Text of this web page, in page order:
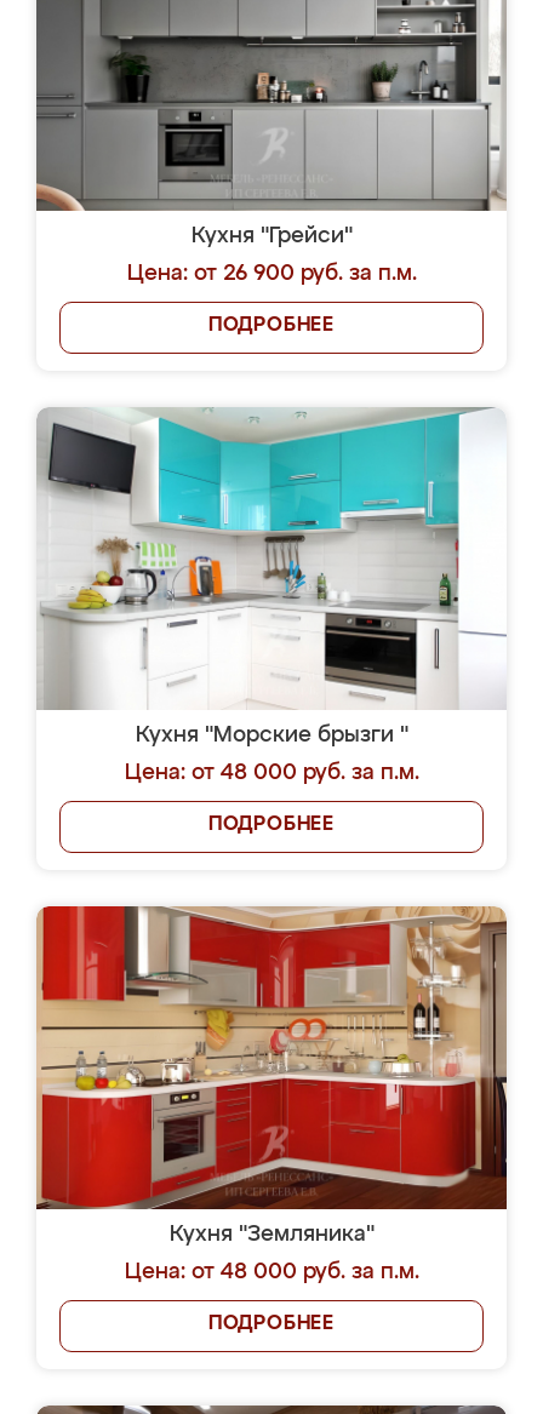
Кухня "Грейси"
Цена: от 26 900 руб. за п.м.
ПОДРОБНЕЕ
Кухня "Морские брызги "
Цена: от 48 000 руб. за п.м.
ПОДРОБНЕЕ
Кухня "Земляника"
Цена: от 48 000 руб. за п.м.
ПОДРОБНЕЕ